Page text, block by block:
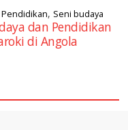
Pendidikan, Seni budaya
dan Pendidikan
di Angola